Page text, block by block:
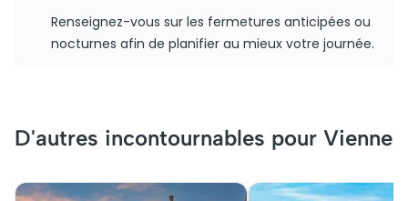
Renseignez-vous sur les fermetures anticipées ou
nocturnes afin de planifier au mieux votre journée.
D'autres incontournables pour Vienne